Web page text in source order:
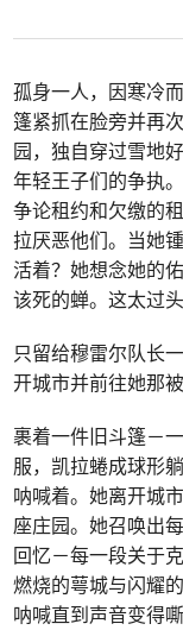
孤身一人，因寒冷
篷紧抓在脸旁并再
园，独自穿过雪地
年轻王子们的争执
争论租约和欠缴的
拉厌恶他们。当她
活着？她想念她的
该死的蝉。这太过头
只留给穆雷尔队长
开城市并前往她那
裹着一件旧斗篷－
服，凯拉蜷成球形
呐喊着。她离开城
座庄园。她召唤出
回忆－每一段关于
燃烧的萼城与闪耀
呐喊直到声音变得